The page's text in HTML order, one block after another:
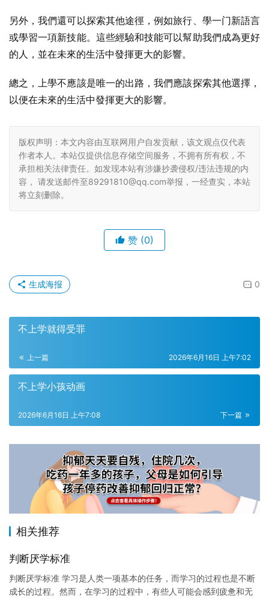
另外，我們還可以探索其他途徑，例如旅行、學一门新語言
或學習一項新技能。這些經驗和技能可以幫助我們成為更好
的人，並在未來的生活中發揮更大的影響。
總之，上學不應該是唯一的出路，我們應該探索其他選擇，
以便在未來的生活中發揮更大的影響。
版权声明：本文内容由互联网用户自发贡献，该文观点仅代表
作者本人。本站仅提供信息存储空间服务，不拥有所有权，不
承担相关法律责任。如发现本站有涉嫌抄袭侵权/违法违规的内
容， 请发送邮件至89291810@qq.com举报，一经查实，本站
将立刻删除。
赞 (0)
0
生成海报
不上学就得受罪
上一篇 2026年6月16日 上午7:02
不上学小孩动画
下一篇
2026年6月16日 上午7:08
相关推荐
判断厌学标准
判断厌学标准 学习是人类一项基本的任务，而学习的过程也是不断
成长的过程。然而，在学习的过程中，有些人可能会感到疲惫和无